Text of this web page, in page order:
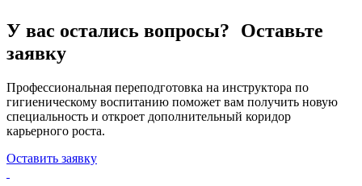
У вас остались вопросы? Оставьте
заявку
Профессиональная переподготовка на инструктора по
гигиеническому воспитанию поможет вам получить новую
специальность и откроет дополнительный коридор
карьерного роста.
Оставить заявку